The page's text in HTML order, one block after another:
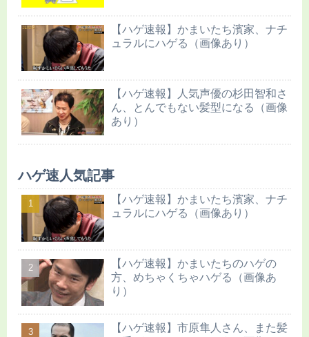
【ハゲ速報】かまいたち濱家、ナチ
ュラルにハゲる（画像あり）
【ハゲ速報】人気声優の杉田智和さ
ん、とんでもない髪型になる（画像
あり）
ハゲ速人気記事
【ハゲ速報】かまいたち濱家、ナチ
ュラルにハゲる（画像あり）
【ハゲ速報】かまいたちのハゲの
方、めちゃくちゃハゲる（画像あ
り）
【ハゲ速報】市原隼人さん、また髪